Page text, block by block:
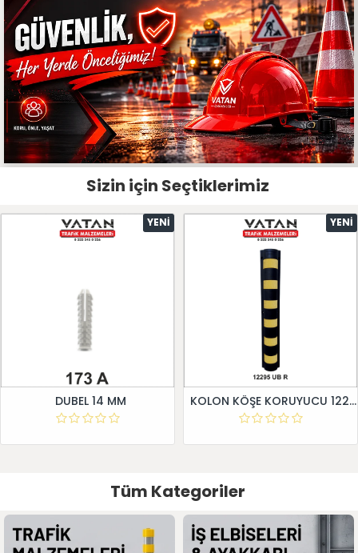
Sizin için Seçtiklerimiz
YENI
DUBEL 14 MM
YENI
KOLON KÖŞE KORUYUCU 12295 UB R
Tüm Kategoriler